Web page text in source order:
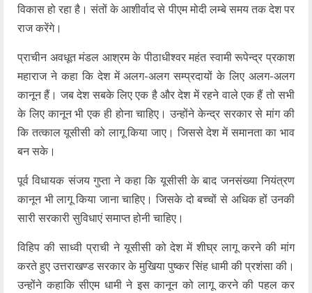
विकास हो रहा है। संतों के आशीर्वाद से पीएम मोदी लम्बे समय तक देश पर
राज करेंगे।
प्राचीन अवधूत मंडल आश्रम के पीठाधीश्वर महंत स्वामी रूपेन्द्र प्रकाश
महाराज ने कहा कि देश में अलग-अलग सम्प्रदायों के लिए अलग-अलग
कानून हैं। जब देश सबके लिए एक है और देश में रहने वाले एक हैं तो सभी
के लिए कानून भी एक ही होना चाहिए। उन्होंने केन्द्र सरकार से मांग की
कि तत्काल यूसीसी को लागू किया जाए। जिससे देश में समानता का भाव
बन सके।
पूर्व विधायक संजय गुप्ता ने कहा कि यूसीसी के बाद जनसंख्या नियंत्रण
कानून भी लागू किया जाना चाहिए। जिसके दो बच्चों से अधिक हों उनकी
सारी सरकारी सुविधाएं समाप्त होनी चाहिए।
विहिप की साध्वी प्राची ने यूसीसी को देश में शीघ्र लागू करने की मांग
करते हुए उत्तराखण्ड सरकार के मुखिया पुष्कर सिंह धामी की प्रशंसा की।
उन्होंने कहाकि सीएम धामी ने इस कानून को लागू करने की पहल कर